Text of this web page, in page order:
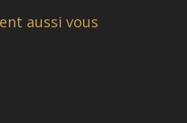
aussi vous